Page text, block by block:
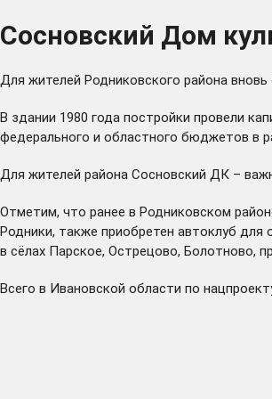
Сосновский Дом
Для жителей Родниковского района
В здании 1980 года постройки провели
федерального и областного бюджетов в
Для жителей района Сосновский ДК –
Отметим, что ранее в Родниковском
Родники, также приобретен автоклуб для
в сёлах Парское, Острецово, Болотново,
Всего в Ивановской области по